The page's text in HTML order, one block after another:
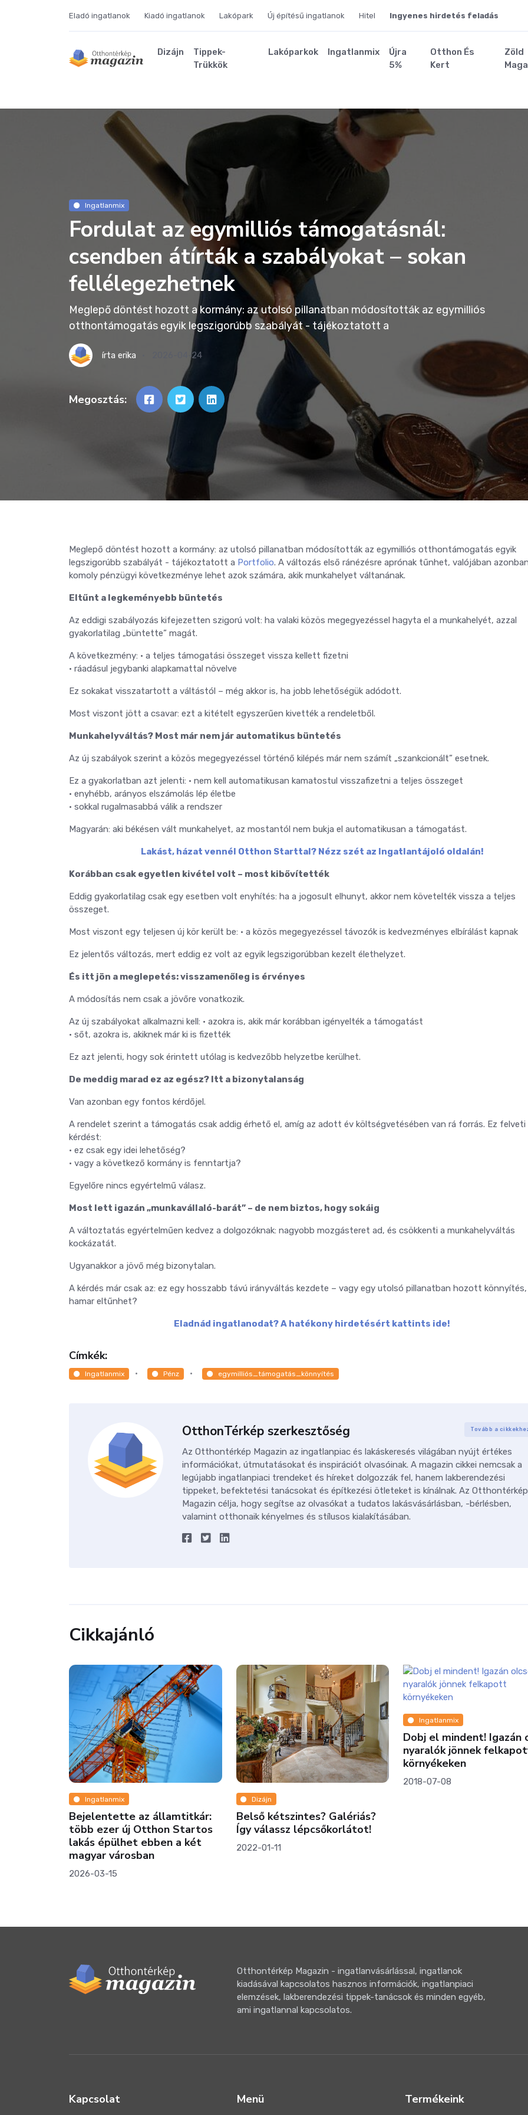
Eladó ingatlanok Kiadó ingatlanok Lakópark Új építésű ingatlanok Hitel Ingyenes hirdetés feladás
Dizájn
Tippek-
Trükkök
Lakóparkok Ingatlanmix
Újra
5%
Otthon És
Kert
Zöld
Ingatlanmix
Fordulat az egymilliós támogatásnál:
csendben átírták a szabályokat – sokan
fellélegezhetnek
Meglepő döntést hozott a kormány: az utolsó pillanatban módosították az egymilliós
otthontámogatás egyik legszigorúbb szabályát - tájékoztatott a
írta erika 2026-04-24
Megosztás:
Meglepő döntést hozott a kormány: az utolsó pillanatban módosították az egymilliós otthontámogatás egyik
legszigorúbb szabályát - tájékoztatott a Portfolio. A változás első ránézésre aprónak tűnhet, valójában
komoly pénzügyi következménye lehet azok számára, akik munkahelyet váltanának.
Eltűnt a legkeményebb büntetés
Az eddigi szabályozás kifejezetten szigorú volt: ha valaki közös megegyezéssel hagyta el a munkahelyét, azzal
gyakorlatilag „büntette” magát.
A következmény: • a teljes támogatási összeget vissza kellett fizetni
• ráadásul jegybanki alapkamattal növelve
Ez sokakat visszatartott a váltástól – még akkor is, ha jobb lehetőségük adódott.
Most viszont jött a csavar: ezt a kitételt egyszerűen kivették a rendeletből.
Munkahelyváltás? Most már nem jár automatikus büntetés
Az új szabályok szerint a közös megegyezéssel történő kilépés már nem számít „szankcionált” esetnek.
Ez a gyakorlatban azt jelenti: • nem kell automatikusan kamatostul visszafizetni a teljes összeget
• enyhébb, arányos elszámolás lép életbe
• sokkal rugalmasabbá válik a rendszer
Magyarán: aki békésen vált munkahelyet, az mostantól nem bukja el automatikusan a támogatást.
Lakást, házat vennél Otthon Starttal? Nézz szét az Ingatlantájoló oldalán!
Korábban csak egyetlen kivétel volt – most kibővítették
Eddig gyakorlatilag csak egy esetben volt enyhítés: ha a jogosult elhunyt, akkor nem követelték vissza a teljes
összeget.
Most viszont egy teljesen új kör került be: • a közös megegyezéssel távozók is kedvezményes elbírálást kapnak
Ez jelentős változás, mert eddig ez volt az egyik legszigorúbban kezelt élethelyzet.
És itt jön a meglepetés: visszamenőleg is érvényes
A módosítás nem csak a jövőre vonatkozik.
Az új szabályokat alkalmazni kell: • azokra is, akik már korábban igényelték a támogatást
• sőt, azokra is, akiknek már ki is fizették
Ez azt jelenti, hogy sok érintett utólag is kedvezőbb helyzetbe kerülhet.
De meddig marad ez az egész? Itt a bizonytalanság
Van azonban egy fontos kérdőjel.
A rendelet szerint a támogatás csak addig érhető el, amíg az adott év költségvetésében van rá forrás. Ez felveti
kérdést:
• ez csak egy idei lehetőség?
• vagy a következő kormány is fenntartja?
Egyelőre nincs egyértelmű válasz.
Most lett igazán „munkavállaló-barát” – de nem biztos, hogy sokáig
A változtatás egyértelműen kedvez a dolgozóknak: nagyobb mozgásteret ad, és csökkenti a munkahelyváltás
kockázatát.
Ugyanakkor a jövő még bizonytalan.
A kérdés már csak az: ez egy hosszabb távú irányváltás kezdete – vagy egy utolsó pillanatban hozott könnyítés,
hamar eltűnhet?
Eladnád ingatlanodat? A hatékony hirdetésért kattints ide!
Címkék:
Ingatlanmix Pénz egymilliós_támogatás_könnyítés
OtthonTérkép szerkesztőség Tovább a
Az Otthontérkép Magazin az ingatlanpiac és lakáskeresés világában nyújt értékes
információkat, útmutatásokat és inspirációt olvasóinak. A magazin cikkei nemcsak a
legújabb ingatlanpiaci trendeket és híreket dolgozzák fel, hanem lakberendezési
tippeket, befektetési tanácsokat és építkezési ötleteket is kínálnak. Az Otthontérkép
Magazin célja, hogy segítse az olvasókat a tudatos lakásvásárlásban, -bérlésben,
valamint otthonaik kényelmes és stílusos kialakításában.
Cikkajánló
Dizájn
Belső kétszintes? Galériás?
Így válassz lépcsőkorlátot!
2022-01-11
Ingatlanmix
Dobj el mindent! Igazán olcsó
nyaralók jönnek felkapott
környékeken
2018-07-08
Otthontérkép Magazin - ingatlanvásárlással, ingatlanok
kiadásával kapcsolatos hasznos információk, ingatlanpiaci
elemzések, lakberendezési tippek-tanácsok és minden egyéb,
ami ingatlannal kapcsolatos.
Kapcsolat Menü Termékeink